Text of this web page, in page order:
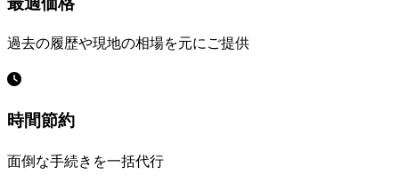
過去の履歴や現地の相場を元にご提供
時間節約
面倒な手続きを一括代行